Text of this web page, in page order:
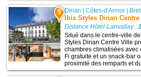
5 Dinan |Côtes-d'Armor |
Ibis Styles Dinan
Distance Hôtel-Lanvallay :
Situé dans le centre-ville
Styles Dinan Centre Ville
chambres climatisées avec
Fi gratuite et un snack-bar
proximité des remparts et du